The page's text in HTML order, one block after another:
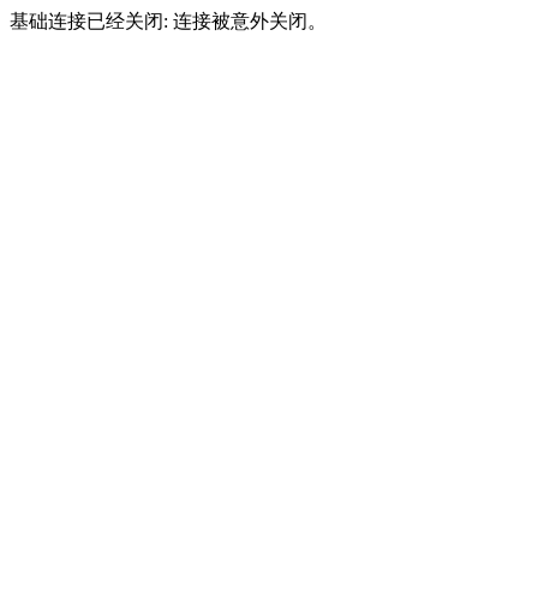
基础连接已经关闭: 连接被意外关闭。